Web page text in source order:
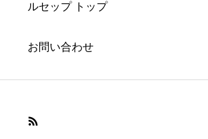
ルセップ トップ
お問い合わせ